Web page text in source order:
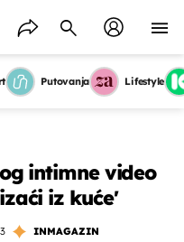
Putovanja Lifestyle
intimne video
iz kuće'
INMAGAZIN